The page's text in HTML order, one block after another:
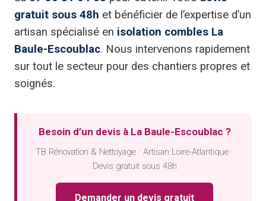
gratuit sous 48h et bénéficier de l’expertise d’un
artisan spécialisé en isolation combles La
Baule-Escoublac. Nous intervenons rapidement
sur tout le secteur pour des chantiers propres et
soignés.
Besoin d’un devis à La Baule-Escoublac ?
TB Rénovation & Nettoyage · Artisan Loire-Atlantique ·
Devis gratuit sous 48h
Demander un devis gratuit